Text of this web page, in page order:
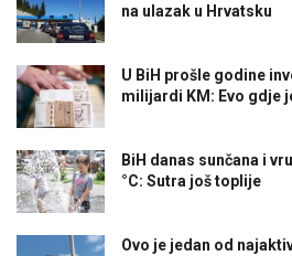
na ulazak u Hrvatsku
U BiH prošle godine
milijardi KM: Evo gdje
BiH danas sunčana i
°C: Sutra još toplije
Ovo je jedan od